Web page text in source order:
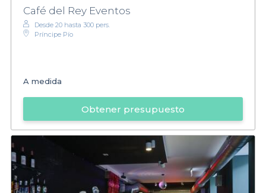
Café del Rey Eventos
Desde 20 hasta 300 pers.
Príncipe Pío
A medida
Obtener presupuesto